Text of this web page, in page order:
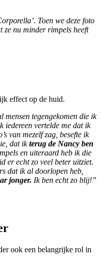
Toen we deze foto
ze nu minder rimpels heeft
effect op de huid.
mensen tegengekomen die ik
iedereen vertelde me dat ik
van mezelf zag, besefte ik
dat ikterug de Nancy ben
en uiteraard heb ik die
er echt zo veel beter uitziet.
dat ik al doorlopen heb,
jonger. Ik ben echt zo blij!”
ook een belangrijke rol in